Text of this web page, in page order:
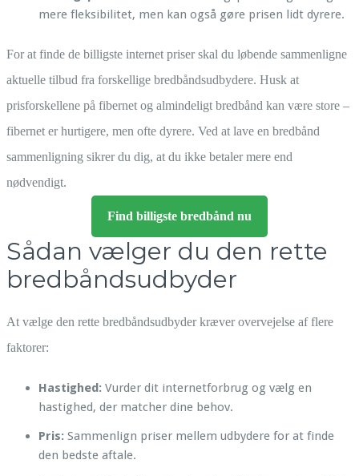
mere fleksibilitet, men kan også gøre prisen lidt dyrere.
For at finde de billigste internet priser skal du løbende sammenligne
aktuelle tilbud fra forskellige bredbåndsudbydere. Husk at
prisforskellene på fibernet og almindeligt bredbånd kan være store –
fibernet er hurtigere, men ofte dyrere. Ved at lave en bredbånd
sammenligning sikrer du dig, at du ikke betaler mere end
nødvendigt.
Find billigste bredbånd nu
Sådan vælger du den rette
bredbåndsudbyder
At vælge den rette bredbåndsudbyder kræver overvejelse af flere
faktorer:
Hastighed: Vurder dit internetforbrug og vælg en
hastighed, der matcher dine behov.
Pris: Sammenlign priser mellem udbydere for at finde
den bedste aftale.